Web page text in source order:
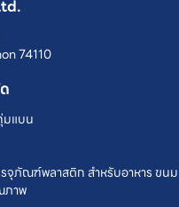
74110
มแบน
จุภัณฑ์พลาสติก สำหรับอาหาร ขนม
ภาพ